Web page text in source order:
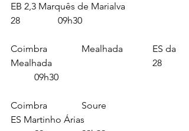
EB 2,3 Marquês de Marialva
28		09h30
Coimbra		Mealhada		ES da
Mealhada					28
	09h30
Coimbra		Soure
ES Martinho Árias